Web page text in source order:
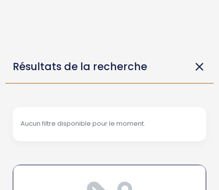
Résultats de la recherche
Aucun filtre disponible pour le moment.